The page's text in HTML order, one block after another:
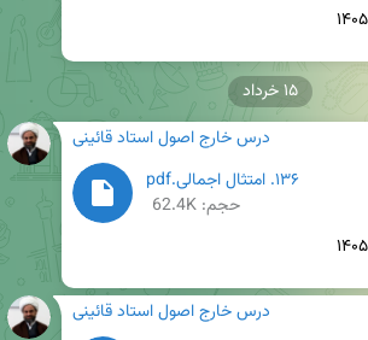
درس خارج اصول استاد قائینی
۱۳۶. امتثال اجمالی.pdf
حجم: 62.4K
۱۵ خرداد
درس خارج اصول استاد قائینی